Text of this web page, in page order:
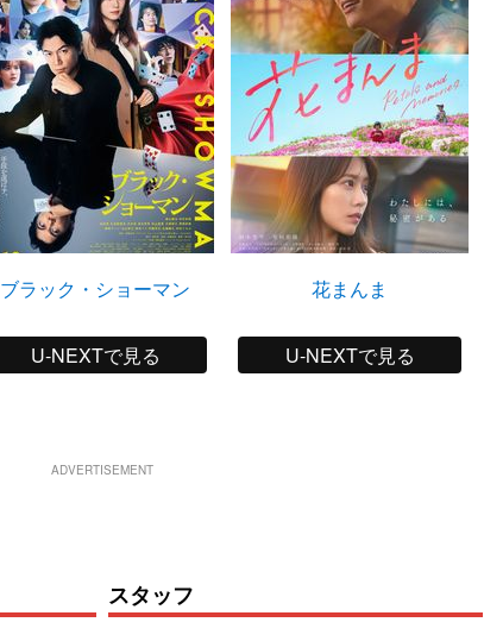
ブラック・ショーマン
U-NEXTで見る
花まんま
U-NEXTで見る
ADVERTISEMENT
スタッフ